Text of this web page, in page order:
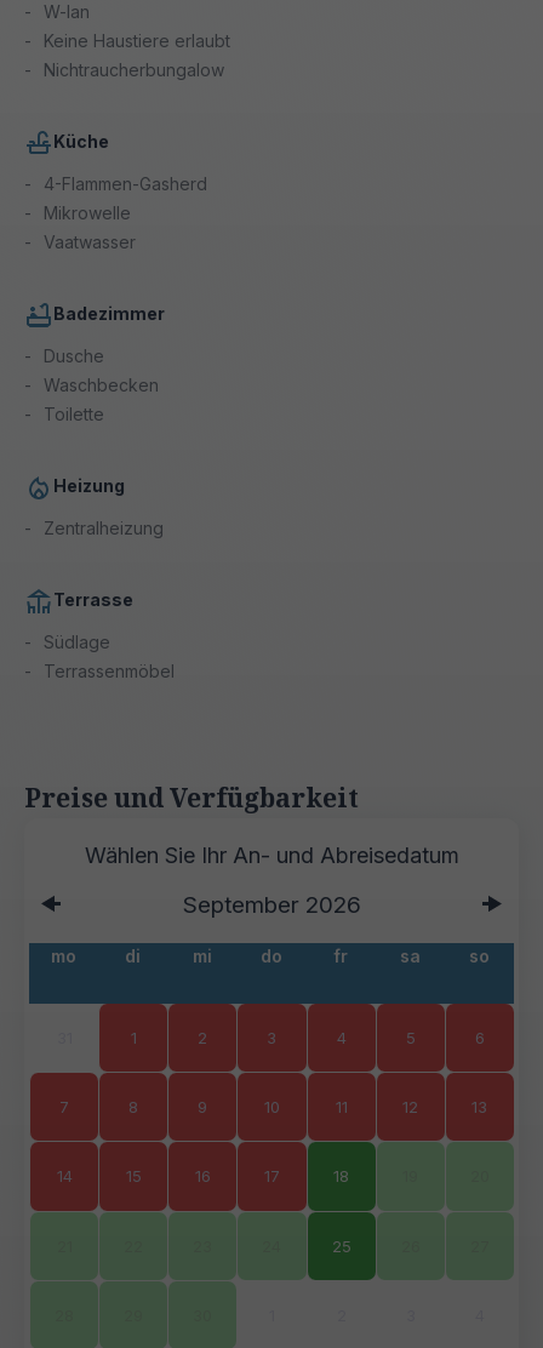
W-lan
Keine Haustiere erlaubt
Nichtraucherbungalow
Küche
4-Flammen-Gasherd
Mikrowelle
Vaatwasser
Badezimmer
Dusche
Waschbecken
Toilette
Heizung
Zentralheizung
Terrasse
Südlage
Terrassenmöbel
Preise und Verfügbarkeit
September 2026
mo di mi do fr sa so
1 2 3 4 5 6
7 8 9 10 11 12 13
14 15 16 17 18
25